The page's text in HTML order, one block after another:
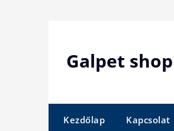
Galpet shop
Kezdőlap Kapcsolat